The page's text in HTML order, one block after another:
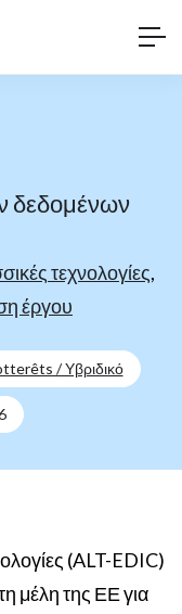
δεδομένων
τεχνολογίες,
έργου
/ Υβριδικό
(ALT-EDIC)
μέλη της ΕΕ για